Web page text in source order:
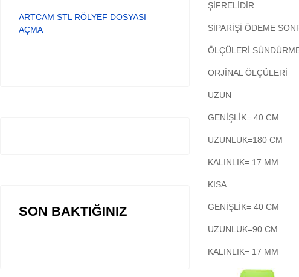
ARTCAM STL RÖLYEF DOSYASI
AÇMA
SON BAKTIĞINIZ
ŞİFRELİDİR
SİPARİŞİ ÖDEME
ÖLÇÜLERİ
ORJİNAL ÖLÇÜLERİ
UZUN
GENİŞLİK= 40 CM
UZUNLUK=180 CM
KALINLIK= 17 MM
KISA
GENİŞLİK= 40 CM
UZUNLUK=90 CM
KALINLIK= 17 MM